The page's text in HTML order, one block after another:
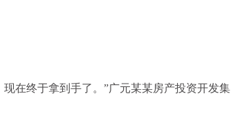
在终于拿到手了。”广元某某房产投资开发集